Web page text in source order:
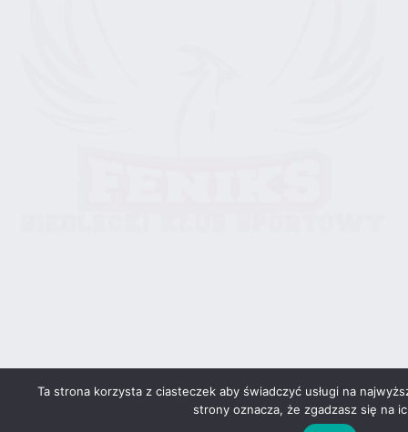
Ta strona korzysta z ciasteczek aby świadczyć usługi na
strony oznacza, że zgadzasz się na